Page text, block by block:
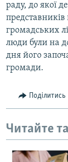
раду, до якої
громадських
люди були на
дня його
громади.
Поділитись
Читайте